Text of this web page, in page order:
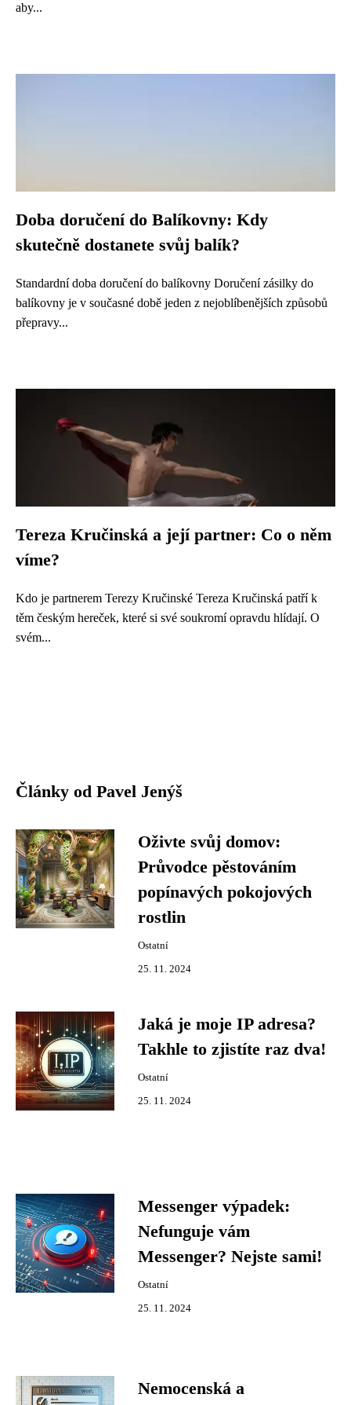
aby...
Doba doručení do Balíkovny: Kdy
skutečně dostanete svůj balík?
Standardní doba doručení do balíkovny Doručení zásilky do
balíkovny je v současné době jeden z nejoblíbenějších způsobů
přepravy...
Tereza Kručinská a její partner: Co o něm
víme?
Kdo je partnerem Terezy Kručinské Tereza Kručinská patří k
těm českým hereček, které si své soukromí opravdu hlídají. O
svém...
Články od Pavel Jenýš
Oživte svůj domov:
Průvodce pěstováním
popínavých pokojových
rostlin
Ostatní
25. 11. 2024
Jaká je moje IP adresa?
Takhle to zjistíte raz dva!
Ostatní
25. 11. 2024
Messenger výpadek:
Nefunguje vám
Messenger? Nejste sami!
Ostatní
25. 11. 2024
Nemocenská a